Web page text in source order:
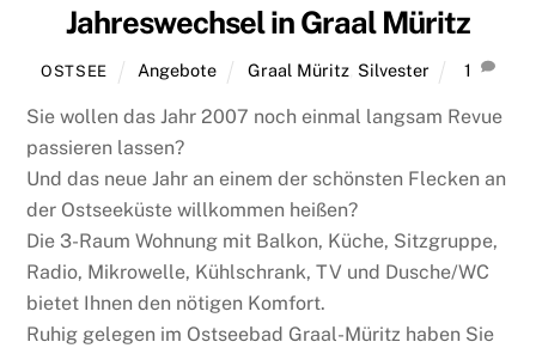
Jahreswechsel in Graal Müritz
OSTSEE Angebote Graal Müritz, Silvester 1
Sie wollen das Jahr 2007 noch einmal langsam Revue
passieren lassen?
Und das neue Jahr an einem der schönsten Flecken an
der Ostseeküste willkommen heißen?
Die 3-Raum Wohnung mit Balkon, Küche, Sitzgruppe,
Radio, Mikrowelle, Kühlschrank, TV und Dusche/WC
bietet Ihnen den nötigen Komfort.
Ruhig gelegen im Ostseebad Graal-Müritz haben Sie